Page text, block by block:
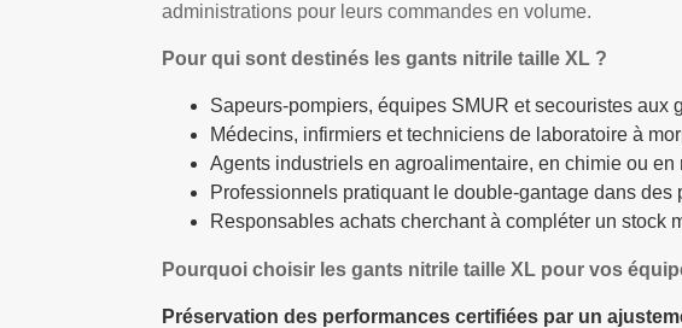
administrations pour leurs commandes en volume.
Pour qui sont destinés les gants nitrile taille XL ?
Sapeurs-pompiers, équipes SMUR et secouristes aux
Médecins, infirmiers et techniciens de laboratoire à
Agents industriels en agroalimentaire, en chimie ou
Professionnels pratiquant le double-gantage dans
Responsables achats cherchant à compléter un stock
Pourquoi choisir les gants nitrile taille XL pour vos
Préservation des performances certifiées par un